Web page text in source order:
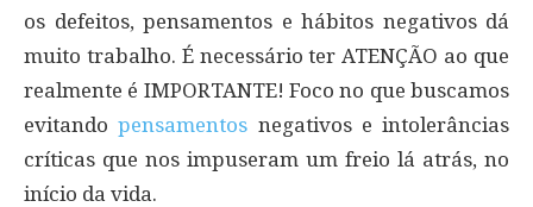
os defeitos, pensamentos e hábitos negativos dá
muito trabalho. É necessário ter ATENÇÃO ao que
realmente é IMPORTANTE! Foco no que buscamos
evitandopensamentos negativos e intolerâncias
críticas que nos impuseram um freio lá atrás, no
início da vida.